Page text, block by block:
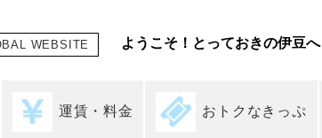
WEBSITE ようこそ！とっておきの伊豆へ
運賃・料金 おトクなきっぷ